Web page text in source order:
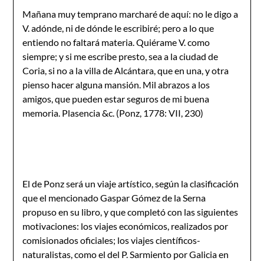
Mañana muy temprano marcharé de aquí: no le digo a
V. adónde, ni de dónde le escribiré; pero a lo que
entiendo no faltará materia. Quiérame V. como
siempre; y si me escribe presto, sea a la ciudad de
Coria, si no a la villa de Alcántara, que en una, y otra
pienso hacer alguna mansión. Mil abrazos a los
amigos, que pueden estar seguros de mi buena
memoria. Plasencia &c. (Ponz, 1778: VII, 230)
El de Ponz será un viaje artístico, según la clasificación
que el mencionado Gaspar Gómez de la Serna
propuso en su libro, y que completó con las siguientes
motivaciones: los viajes económicos, realizados por
comisionados oficiales; los viajes científicos-
naturalistas, como el del P. Sarmiento por Galicia en